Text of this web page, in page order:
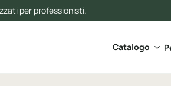
per professionisti.
Catalogo